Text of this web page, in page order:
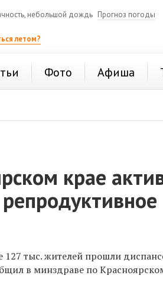
небольшой дождь Прогноз погоды
летом?
Фото Афиша
крае
127 тыс. жителей прошли
в минздраве по